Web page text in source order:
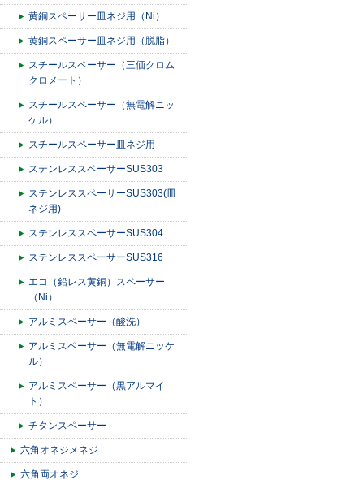
黄銅スペーサー皿ネジ用（Ni）
黄銅スペーサー皿ネジ用（脱脂）
スチールスペーサー（三価クロム
クロメート）
スチールスペーサー（無電解ニッ
ケル）
スチールスペーサー皿ネジ用
ステンレススペーサーSUS303
ステンレススペーサーSUS303(皿
ネジ用)
ステンレススペーサーSUS304
ステンレススペーサーSUS316
エコ（鉛レス黄銅）スペーサー
（Ni）
アルミスペーサー（酸洗）
アルミスペーサー（無電解ニッケ
ル）
アルミスペーサー（黒アルマイ
ト）
チタンスペーサー
六角オネジメネジ
六角両オネジ